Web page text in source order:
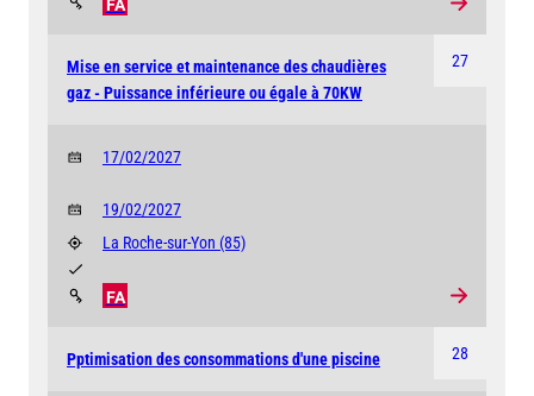
FA
27
Mise en service et maintenance des chaudières
gaz - Puissance inférieure ou égale à 70KW
17/02/2027
19/02/2027
La Roche-sur-Yon (85)
FA
28
Pptimisation des consommations d'une piscine